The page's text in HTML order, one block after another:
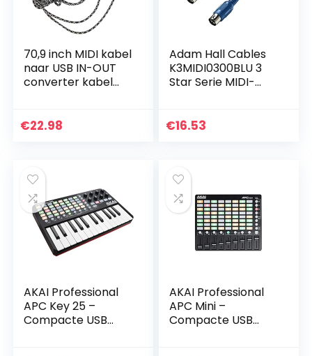
70,9 inch MIDI kabel
naar USB IN-OUT
converter kabel
indicatielampje FTP
€22.98
Adam Hall Cables
K3MIDI0300BLU 3
Star Serie MIDI-
€16.53
AKAI Professional
APC Key 25 –
Compacte USB
AKAI Professional
APC Mini –
Compacte USB